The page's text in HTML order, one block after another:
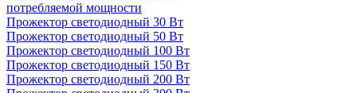
потребляемой мощности
Прожектор светодиодный 30 Вт
Прожектор светодиодный 50 Вт
Прожектор светодиодный 100 Вт
Прожектор светодиодный 150 Вт
Прожектор светодиодный 200 Вт